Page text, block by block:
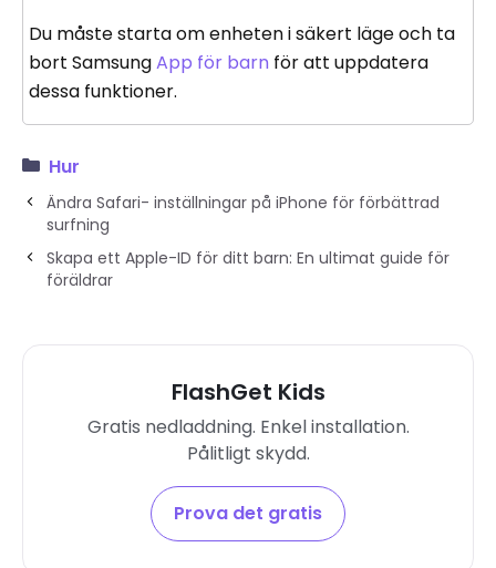
Du måste starta om enheten i säkert läge och ta
bort SamsungApp för barn för att uppdatera
dessa funktioner.
Hur
Ändra Safari- inställningar på iPhone för förbättrad
surfning
Skapa ett Apple-ID för ditt barn: En ultimat guide för
föräldrar
FlashGet Kids
Gratis nedladdning. Enkel installation.
Pålitligt skydd.
Prova det gratis